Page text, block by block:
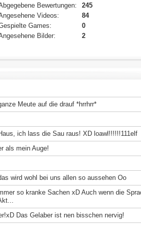
Bewertungen:
245
Videos:
84
Games:
0
Bilder:
2
Meute auf die drauf *hrrhrr*
ich lass die Sau raus! XD loawl!!!!!!111elf
als mein Auge!
wird wohl bei uns allen so aussehen Oo
so kranke Sachen xD Auch wenn die
Das Gelaber ist nen bisschen nervig!